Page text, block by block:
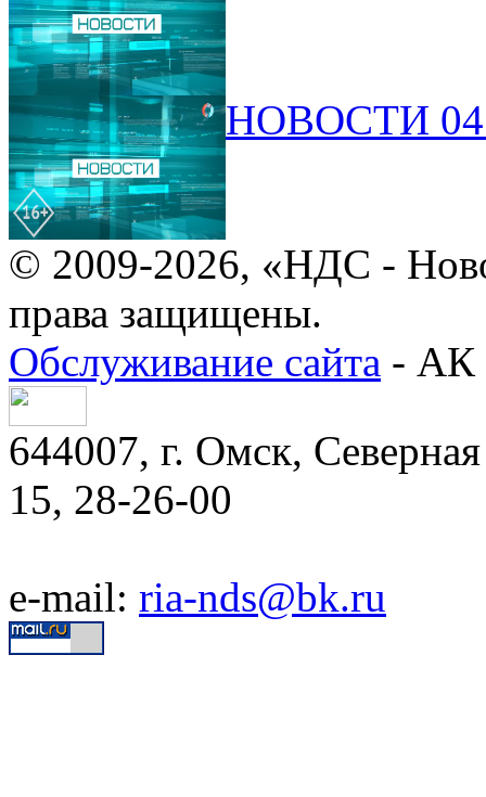
НОВОСТИ
© 2009-2026, «НДС -
права защищены.
Обслуживание сайта - АК
644007, г. Омск,
15, 28-26-00
e-mail: ria-nds@bk.ru